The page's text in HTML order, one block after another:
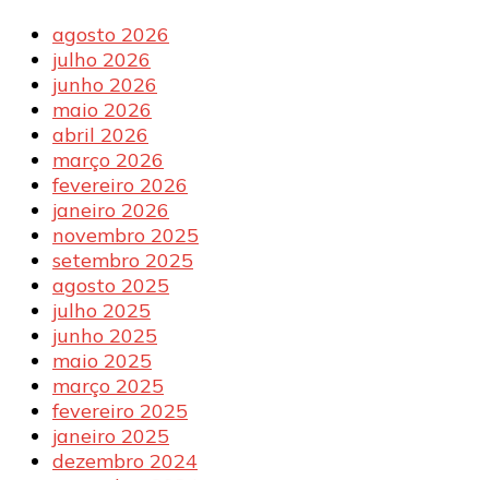
agosto 2026
julho 2026
junho 2026
maio 2026
abril 2026
março 2026
fevereiro 2026
janeiro 2026
novembro 2025
setembro 2025
agosto 2025
julho 2025
junho 2025
maio 2025
março 2025
fevereiro 2025
janeiro 2025
dezembro 2024